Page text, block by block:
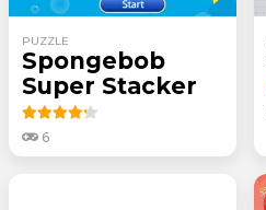
PUZZLE
Spongebob
Super Stacker
6